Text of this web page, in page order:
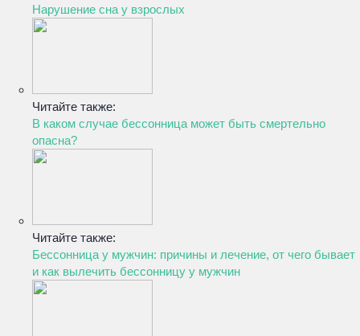
Нарушение сна у взрослых
Читайте также:
В каком случае бессонница может быть смертельно
опасна?
Читайте также:
Бессонница у мужчин: причины и лечение, от чего бывает
и как вылечить бессонницу у мужчин